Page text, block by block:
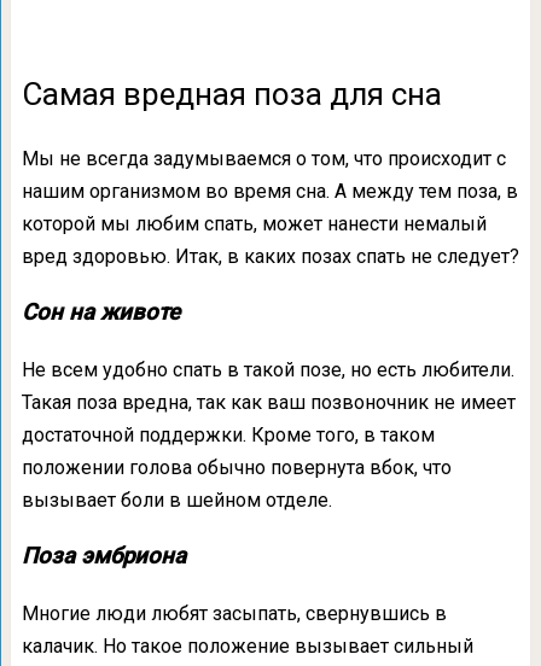
Самая вредная поза для сна
Мы не всегда задумываемся о том, что происходит с
нашим организмом во время сна. А между тем поза, в
которой мы любим спать, может нанести немалый
вред здоровью. Итак, в каких позах спать не следует?
Сон на животе
Не всем удобно спать в такой позе, но есть любители.
Такая поза вредна, так как ваш позвоночник не имеет
достаточной поддержки. Кроме того, в таком
положении голова обычно повернута вбок, что
вызывает боли в шейном отделе.
Поза эмбриона
Многие люди любят засыпать, свернувшись в
калачик. Но такое положение вызывает сильный